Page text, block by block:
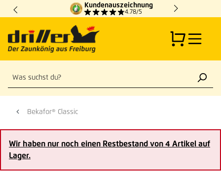
Zum Hauptinhalt springen
Kundenauszeichnung
4.78/5
Bekafor® Classic
Wir haben nur noch einen Restbestand von 4 Artikel auf
Lager.